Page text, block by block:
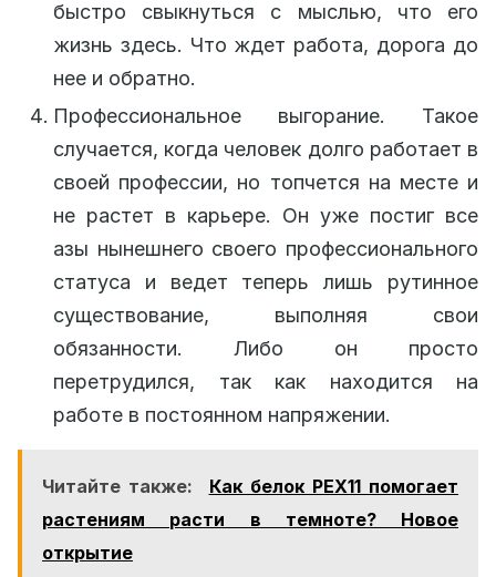
быстро свыкнуться с мыслью, что его
жизнь здесь. Что ждет работа, дорога до
нее и обратно.
Профессиональное выгорание. Такое
случается, когда человек долго работает в
своей профессии, но топчется на месте и
не растет в карьере. Он уже постиг все
азы нынешнего своего профессионального
статуса и ведет теперь лишь рутинное
существование, выполняя свои
обязанности. Либо он просто
перетрудился, так как находится на
работе в постоянном напряжении.
Читайте также:
Как белок PEX11 помогает
растениям расти в темноте? Новое
открытие